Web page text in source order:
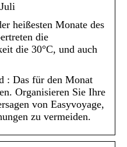
heißesten Monate des
die
die 30°C, und auch
: Das für den Monat
Organisieren Sie Ihre
von Easyvoyage,
zu vermeiden.